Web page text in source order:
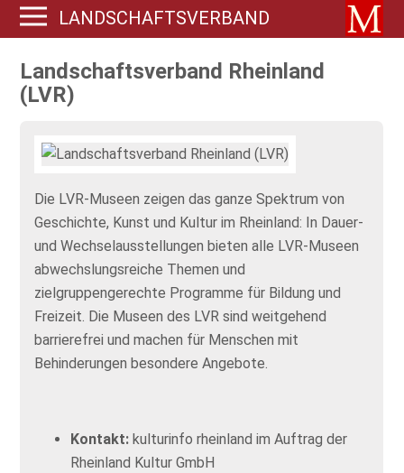
LANDSCHAFTSVERBAND
Landschaftsverband Rheinland
(LVR)
Die LVR-Museen zeigen das ganze Spektrum von
Geschichte, Kunst und Kultur im Rheinland: In Dauer-
und Wechselausstellungen bieten alle LVR-Museen
abwechslungsreiche Themen und
zielgruppengerechte Programme für Bildung und
Freizeit. Die Museen des LVR sind weitgehend
barrierefrei und machen für Menschen mit
Behinderungen besondere Angebote.
Kontakt: kulturinfo rheinland im Auftrag der
Rheinland Kultur GmbH